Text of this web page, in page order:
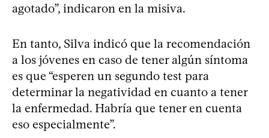
agotado”, indicaron en la misiva.
En tanto, Silva indicó que la recomendación
a los jóvenes en caso de tener algún síntoma
es que “esperen un segundo test para
determinar la negatividad en cuanto a tener
la enfermedad. Habría que tener en cuenta
eso especialmente”.